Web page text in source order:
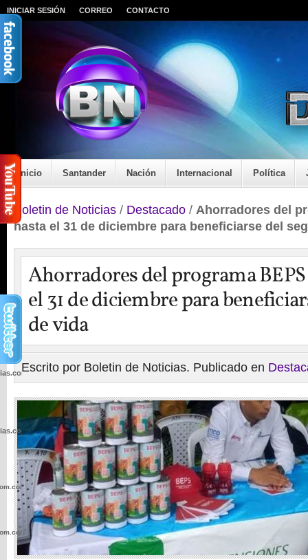
INICIAR SESIÓN CORREO CONTACTO
Inicio Santander Nación Internacional Política
Boletin de Noticias / Destacado / Ahorradores del
hasta el 31 de diciembre para beneficiarse del
Ahorradores del programa
el 31 de diciembre para
de vida
Escrito por Boletin de Noticias. Publicado en
wp-
wp-
wp-
wp-